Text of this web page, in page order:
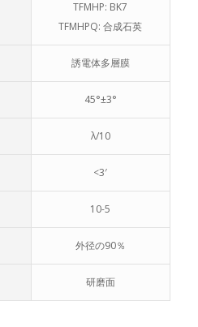
TFMHP: BK7
TFMHPQ: 合成石英
誘電体多層膜
45°±3°
λ/10
<3′
10-5
外径の90％
研磨面